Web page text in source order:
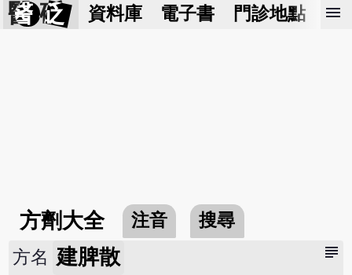
醫 砭 資料庫 電子書 門診地點 預
menu
方劑大全 注音 搜尋
subject
方名 建脾散